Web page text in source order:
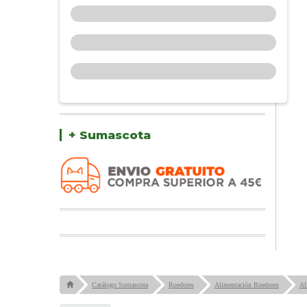
+ Sumascota
Catálogo Sumascota Roedores Alimentación Roedores